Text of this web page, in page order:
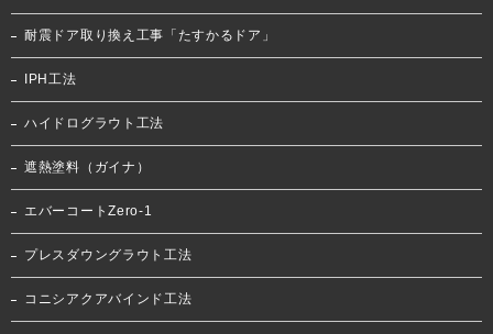
耐震ドア取り換え工事「たすかるドア」
IPH工法
ハイドログラウト工法
遮熱塗料（ガイナ）
エバーコートZero-1
プレスダウングラウト工法
コニシアクアバインド工法